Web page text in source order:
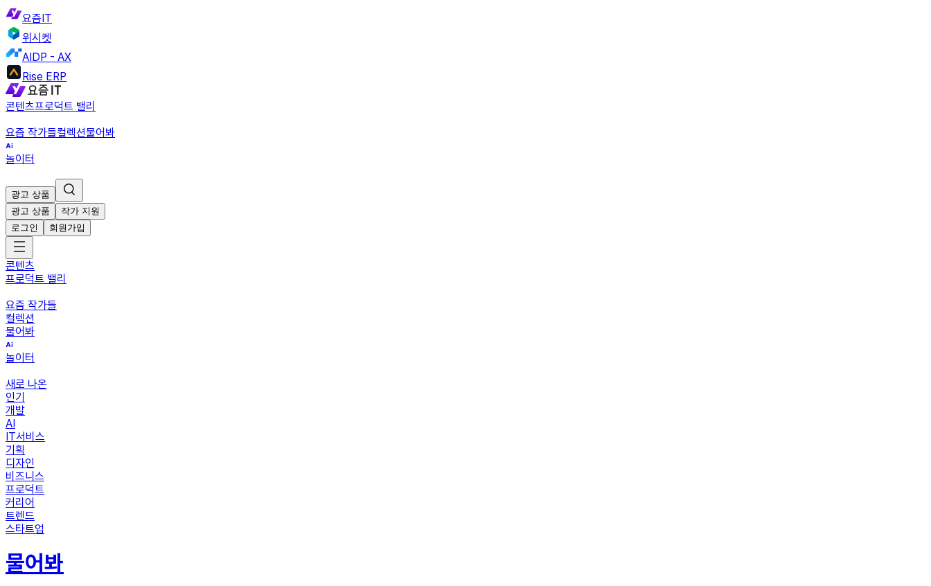
요즘IT
위시켓
AIDP - AX
Rise ERP
콘텐츠프로덕트 밸리
요즘 작가들컬렉션물어봐
놀이터
광고 상품
광고 상품
작가 지원
로그인
회원가입
콘텐츠
프로덕트 밸리
요즘 작가들
컬렉션
물어봐
놀이터
새로 나온
인기
개발
AI
IT서비스
기획
디자인
비즈니스
프로덕트
커리어
트렌드
스타트업
물어봐